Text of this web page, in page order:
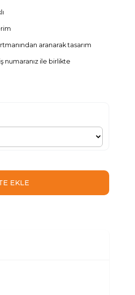
aranarak tasarım
numaranız ile birlikte